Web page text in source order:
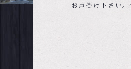
お声掛け下さい。